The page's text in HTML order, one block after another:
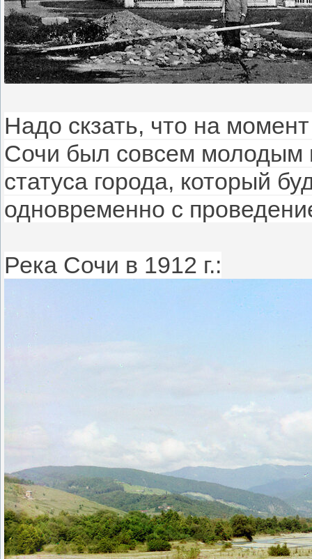
Надо скзать, что на
Сочи был совсем
статуса города, который
одновременно с
Река Сочи в 1912 г.: